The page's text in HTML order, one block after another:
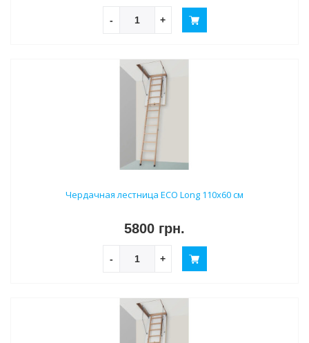
- +
Чердачная лестница ECO Long 110х60 см
5800 грн.
- +